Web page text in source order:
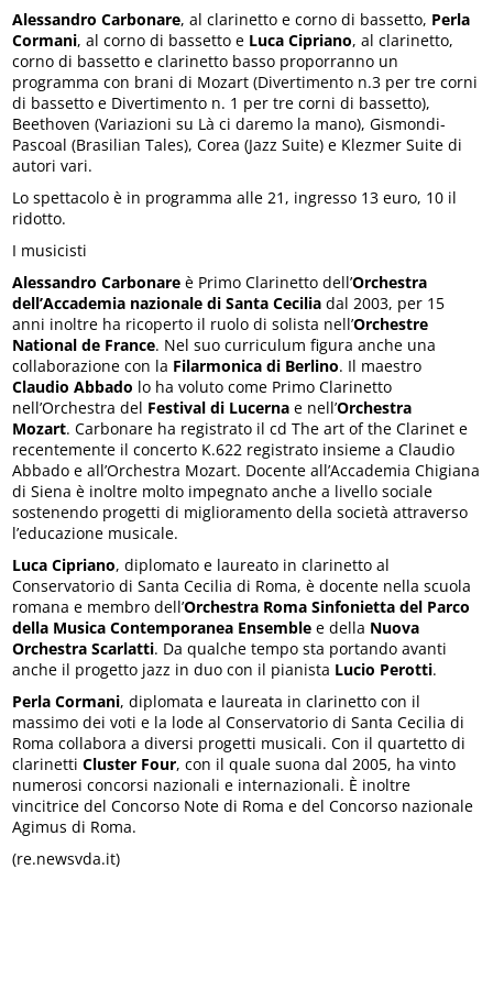
Alessandro Carbonare, al clarinetto e corno di bassetto, Perla
Cormani, al corno di bassetto e Luca Cipriano, al clarinetto,
corno di bassetto e clarinetto basso proporranno un
programma con brani di Mozart (Divertimento n.3 per tre corni
di bassetto e Divertimento n. 1 per tre corni di bassetto),
Beethoven (Variazioni su Là ci daremo la mano), Gismondi-
Pascoal (Brasilian Tales), Corea (Jazz Suite) e Klezmer Suite di
autori vari.
Lo spettacolo è in programma alle 21, ingresso 13 euro, 10 il
ridotto.
I musicisti
Alessandro Carbonare è Primo Clarinetto dell’Orchestra
dell’Accademia nazionale di Santa Cecilia dal 2003, per 15
anni inoltre ha ricoperto il ruolo di solista nell’Orchestre
National de France. Nel suo curriculum figura anche una
collaborazione con la Filarmonica di Berlino. Il maestro
Claudio Abbado lo ha voluto come Primo Clarinetto
nell’Orchestra del Festival di Lucerna e nell’Orchestra
Mozart. Carbonare ha registrato il cd The art of the Clarinet e
recentemente il concerto K.622 registrato insieme a Claudio
Abbado e all’Orchestra Mozart. Docente all’Accademia Chigiana
di Siena è inoltre molto impegnato anche a livello sociale
sostenendo progetti di miglioramento della società attraverso
l’educazione musicale.
Luca Cipriano, diplomato e laureato in clarinetto al
Conservatorio di Santa Cecilia di Roma, è docente nella scuola
romana e membro dell’Orchestra Roma Sinfonietta del Parco
della Musica Contemporanea Ensemble e della Nuova
Orchestra Scarlatti. Da qualche tempo sta portando avanti
anche il progetto jazz in duo con il pianista Lucio Perotti.
Perla Cormani, diplomata e laureata in clarinetto con il
massimo dei voti e la lode al Conservatorio di Santa Cecilia di
Roma collabora a diversi progetti musicali. Con il quartetto di
clarinetti Cluster Four, con il quale suona dal 2005, ha vinto
numerosi concorsi nazionali e internazionali. È inoltre
vincitrice del Concorso Note di Roma e del Concorso nazionale
Agimus di Roma.
(re.newsvda.it)